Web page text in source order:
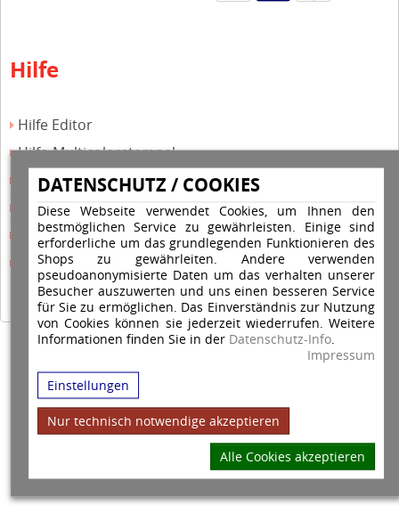
DATENSCHUTZ / COOKIES
Diese Webseite verwendet Cookies, um Ihnen den
bestmöglichen Service zu gewährleisten. Einige sind
erforderliche um das grundlegenden Funktionieren des
Shops zu gewährleiten. Andere verwenden
pseudoanonymisierte Daten um das verhalten unserer
Besucher auszuwerten und uns einen besseren Service
für Sie zu ermöglichen. Das Einverständnis zur Nutzung
von Cookies können sie jederzeit wiederrufen. Weitere
Informationen finden Sie in der Datenschutz-Info.
Impressum
Einstellungen
Nur technisch notwendige akzeptieren
Alle Cookies akzeptieren
Hilfe
Hilfe Editor
Hilfe-Multicolorstempel
Hilfe-Rundstempel
Hilfe Rundstempel Holz
Hilfe Stempelkissen wechseln
Hilfe Stempelplatte wechseln
Copyright © 2026 Stempel Toenges GmbH - Alle Rechte vorbehalten